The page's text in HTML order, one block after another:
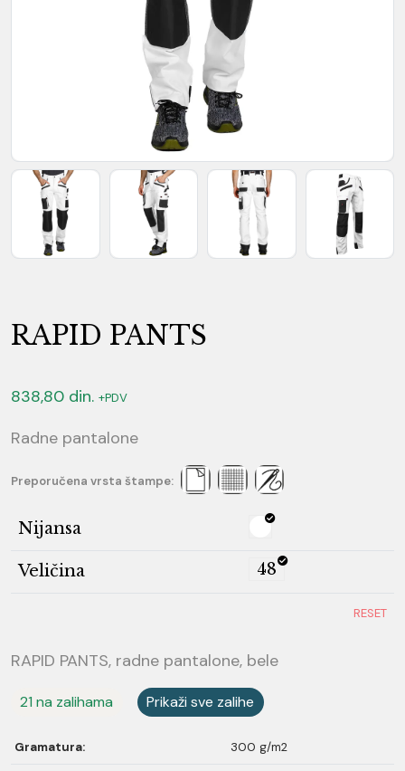
RAPID PANTS
838,80 din. +PDV
Radne pantalone
Preporučena vrsta štampe:
Nijansa
Veličina 48
RESET
RAPID PANTS, radne pantalone, bele
21 na zalihama Prikaži sve zalihe
Gramatura: 300 g/m2